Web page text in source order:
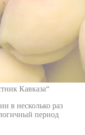
Кавказа“
в несколько раз
период